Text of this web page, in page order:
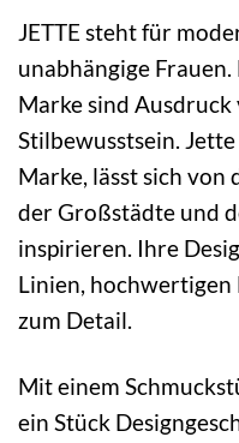
JETTE steht für
unabhängige
Marke sind
Stilbewusstsein.
Marke, lässt sich von
der Großstädte und
inspirieren. Ihre
Linien,
zum Detail.
Mit einem
ein Stück